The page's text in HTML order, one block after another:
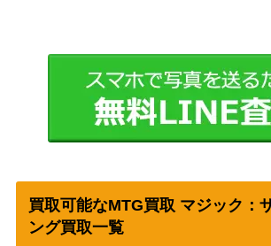
買取可能なMTG買取 マジック：
ング買取一覧